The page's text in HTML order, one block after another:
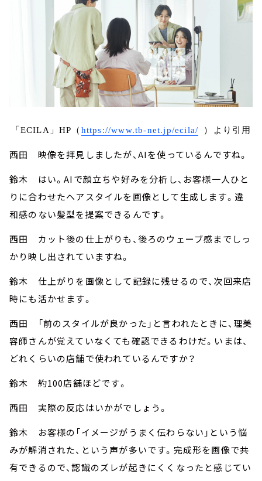
「ECILA」HP（ https://www.tb-net.jp/ecila/ ）より引用
西田 映像を拝見しましたが、AIを使っているんですね。
鈴木 はい。AIで顔立ちや好みを分析し、お客様一人ひと
りに合わせたヘアスタイルを画像として生成します。違
和感のない髪型を提案できるんです。
西田 カット後の仕上がりも、後ろのウェーブ感までしっ
かり映し出されていますね。
鈴木 仕上がりを画像として記録に残せるので、次回来店
時にも活かせます。
西田 「前のスタイルが良かった」と言われたときに、理美
容師さんが覚えていなくても確認できるわけだ。いまは、
どれくらいの店舗で使われているんですか？
鈴木 約100店舗ほどです。
西田 実際の反応はいかがでしょう。
鈴木 お客様の「イメージがうまく伝わらない」という悩
みが解消された、という声が多いです。完成形を画像で共
有できるので、認識のズレが起きにくくなったと感じてい